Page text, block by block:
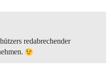
redabrechender